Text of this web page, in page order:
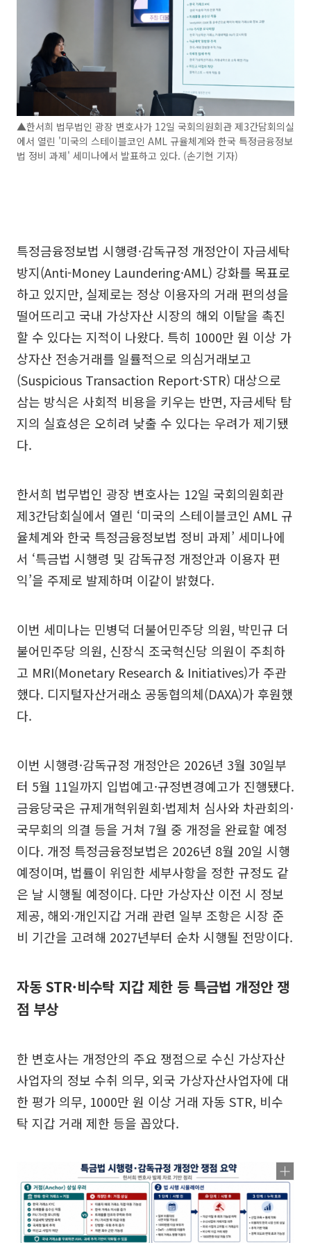
▲한서희 법무법인 광장 변호사가 12일 국회의원회관 제3간담회의실
에서 열린 '미국의 스테이블코인 AML 규율체계와 한국 특정금융정보
법 정비 과제' 세미나에서 발표하고 있다. (손기현 기자)
특정금융정보법 시행령·감독규정 개정안이 자금세탁
방지(Anti-Money Laundering·AML) 강화를 목표로
하고 있지만, 실제로는 정상 이용자의 거래 편의성을
떨어뜨리고 국내 가상자산 시장의 해외 이탈을 촉진
할 수 있다는 지적이 나왔다. 특히 1000만 원 이상 가
상자산 전송거래를 일률적으로 의심거래보고
(Suspicious Transaction Report·STR) 대상으로
삼는 방식은 사회적 비용을 키우는 반면, 자금세탁 탐
지의 실효성은 오히려 낮출 수 있다는 우려가 제기됐
다.
한서희 법무법인 광장 변호사는 12일 국회의원회관
제3간담회실에서 열린 ‘미국의 스테이블코인 AML 규
율체계와 한국 특정금융정보법 정비 과제’ 세미나에
서 ‘특금법 시행령 및 감독규정 개정안과 이용자 편
익’을 주제로 발제하며 이같이 밝혔다.
이번 세미나는 민병덕 더불어민주당 의원, 박민규 더
불어민주당 의원, 신장식 조국혁신당 의원이 주최하
고 MRI(Monetary Research & Initiatives)가 주관
했다. 디지털자산거래소 공동협의체(DAXA)가 후원했
다.
이번 시행령·감독규정 개정안은 2026년 3월 30일부
터 5월 11일까지 입법예고·규정변경예고가 진행됐다.
금융당국은 규제개혁위원회·법제처 심사와 차관회의·
국무회의 의결 등을 거쳐 7월 중 개정을 완료할 예정
이다. 개정 특정금융정보법은 2026년 8월 20일 시행
예정이며, 법률이 위임한 세부사항을 정한 규정도 같
은 날 시행될 예정이다. 다만 가상자산 이전 시 정보
제공, 해외·개인지갑 거래 관련 일부 조항은 시장 준
비 기간을 고려해 2027년부터 순차 시행될 전망이다.
자동 STR·비수탁 지갑 제한 등 특금법 개정안 쟁
점 부상
한 변호사는 개정안의 주요 쟁점으로 수신 가상자산
사업자의 정보 수취 의무, 외국 가상자산사업자에 대
한 평가 의무, 1000만 원 이상 거래 자동 STR, 비수
탁 지갑 거래 제한 등을 꼽았다.